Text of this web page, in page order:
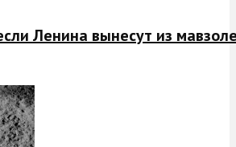
Ленина вынесут из